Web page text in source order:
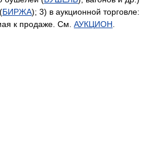
БИРЖА); 3) в аукционной торговле:
к продаже. См. АУКЦИОН